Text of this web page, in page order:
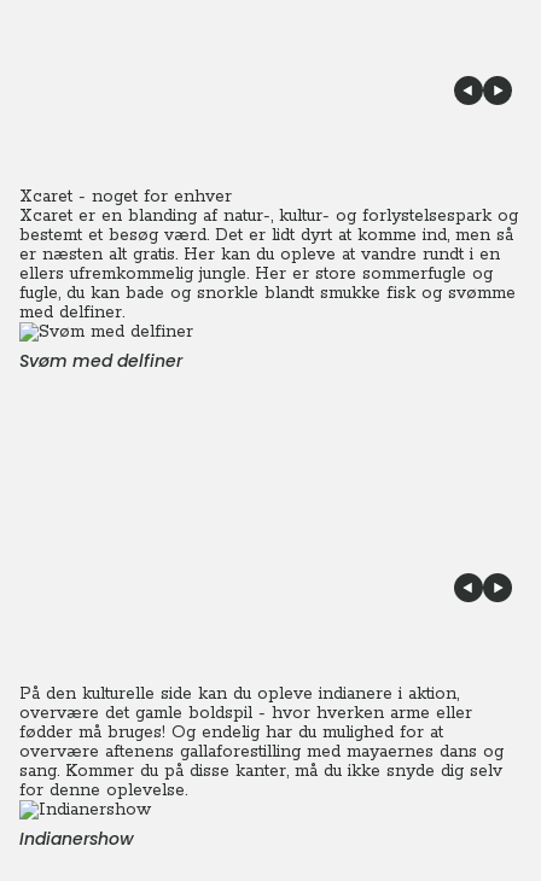
Xcaret - noget for enhver
Xcaret er en blanding af natur-, kultur- og forlystelsespark og
bestemt et besøg værd. Det er lidt dyrt at komme ind, men så
er næsten alt gratis. Her kan du opleve at vandre rundt i en
ellers ufremkommelig jungle. Her er store sommerfugle og
fugle, du kan bade og snorkle blandt smukke fisk og svømme
med delfiner.
Svøm med delfiner
På den kulturelle side kan du opleve indianere i aktion,
overvære det gamle boldspil - hvor hverken arme eller
fødder må bruges! Og endelig har du mulighed for at
overvære aftenens gallaforestilling med mayaernes dans og
sang. Kommer du på disse kanter, må du ikke snyde dig selv
for denne oplevelse.
Indianershow